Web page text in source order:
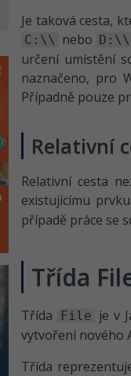
Je taková cesta,
C:\\ nebo D:\\
určení umístění
naznačeno, pro
Případně pouze
Relativní
Relativní cesta
existujícímu
případě práce se
Třída
Třída File
je v
vytvoření nového
Třída